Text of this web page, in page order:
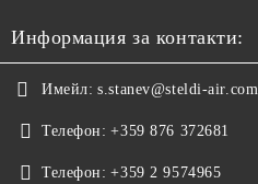
Информация за контакти:
Имейл: s.stanev@steldi-air.com
Телефон: +359 876 372681
Телефон: +359 2 9574965